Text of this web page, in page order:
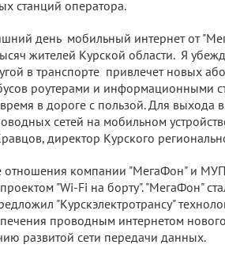
станций оператора.
день мобильный интернет от
жителей Курской области. Я
в транспорте привлечет новых
роутерами и информационными
в дороге с пользой. Для выхода
сетей на мобильном
директор Курского
отношения компании "МегаФон" и МУП
"Wi-Fi на борту". "МегаФон"
"Курскэлектротрансу"
проводным интернетом
развитой сети передачи данных.